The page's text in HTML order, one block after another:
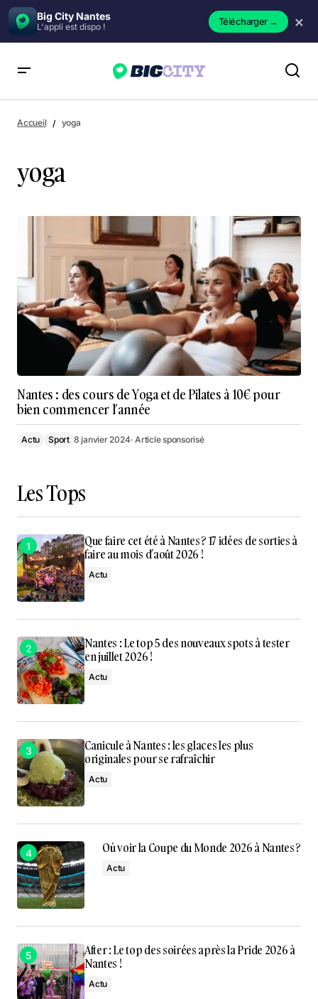
Big City Nantes
L'appli est dispo ! Télécharger→ ×
Accueil yoga
yoga
Nantes : des cours de Yoga et de Pilates à 10€ pour
bien commencer l’année
Actu Sport 8 janvier 2024· Article sponsorisé
Les Tops
Que faire cet été à Nantes ? 17 idées de sorties à
faire au mois d’août 2026 !
Actu
Nantes : Le top 5 des nouveaux spots à tester
en juillet 2026 !
Actu
Canicule à Nantes : les glaces les plus
originales pour se rafraîchir
Actu
Où voir la Coupe du Monde 2026 à Nantes ?
Actu
After : Le top des soirées après la Pride 2026 à
Nantes !
Actu